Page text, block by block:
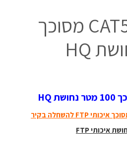
כבל רשת CAT5E מסוכך